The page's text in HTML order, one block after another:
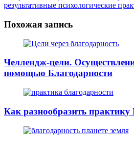
результативные психологические
Похожая запись
Челлендж-цели.
помощью Благодарности
Как разнообразить практику